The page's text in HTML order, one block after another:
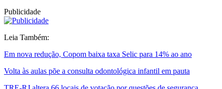
Publicidade
Leia Também:
Em nova redução, Copom baixa taxa Selic para 14% ao ano
Volta às aulas põe a consulta odontológica infantil em pauta